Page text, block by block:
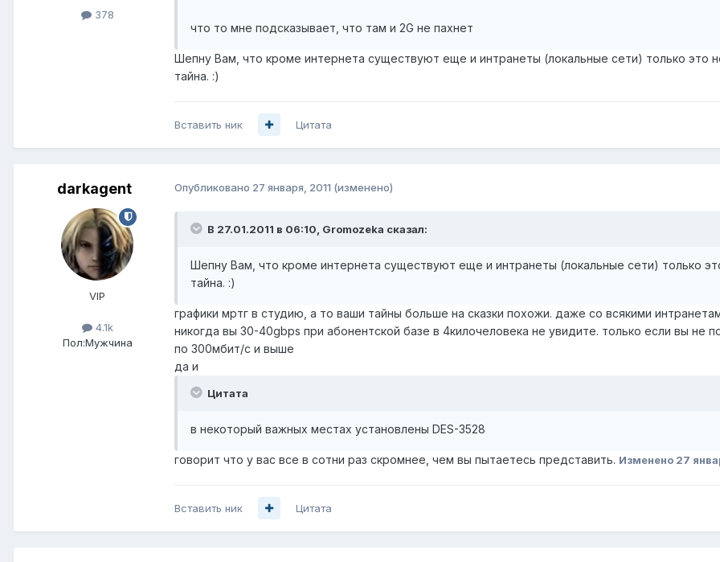
378
что то мне подсказывает, что там и 2G не пахнет
Шепну Вам, что кроме интернета существуют еще и интранеты (локальные сети) только это
тайна. :)
Вставить ник Цитата
darkagent
VIP
4.1k
Пол:Мужчина
Опубликовано 27 января, 2011 (изменено)
В 27.01.2011 в 06:10, Gromozeka сказал:
Шепну Вам, что кроме интернета существуют еще и интранеты (локальные сети) только
тайна. :)
графики мртг в студию, а то ваши тайны больше на сказки похожи. даже со всякими
никогда вы 30-40gbps при абонентской базе в 4килочеловека не увидите. только если вы не
по 300мбит/с и выше
да и
Цитата
в некоторый важных местах установлены DES-3528
говорит что у вас все в сотни раз скромнее, чем вы пытаетесь представить. Изменено 27
Вставить ник Цитата